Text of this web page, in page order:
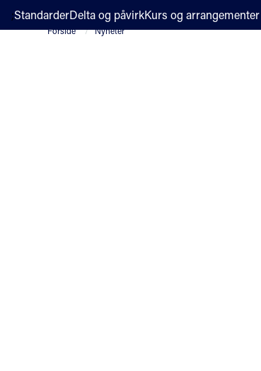
;StandarderDelta og påvirkKurs og arrangementer
Forside Nyheter